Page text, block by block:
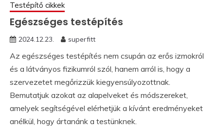
Testépítő cikkek
Egészséges testépítés
2024.12.23. superfitt
Az egészséges testépítés nem csupán az erős izmokról
és a látványos fizikumról szól, hanem arról is, hogy a
szervezetet megőrizzük kiegyensúlyozottnak.
Bemutatjuk azokat az alapelveket és módszereket,
amelyek segítségével elérhetjük a kívánt eredményeket
anélkül, hogy ártanánk a testünknek.